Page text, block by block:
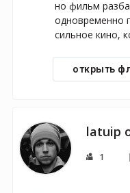
но фильм
одновременно
сильное кино,
открыть
latuip
1